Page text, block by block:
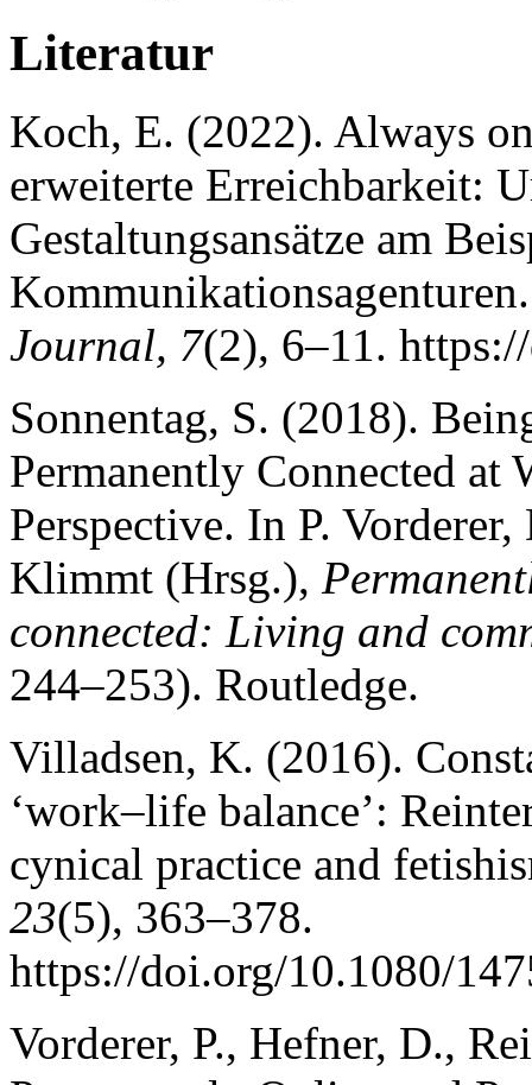
Literatur
Koch, E. (2022). Always
erweiterte Erreichbarkeit:
Gestaltungsansätze am
Journal, 7(2), 6–11.
Sonnentag, S. (2018).
Permanently Connected at
Perspective. In P.
Klimmt (Hrsg.),
connected: Living and
244–253). Routledge.
Villadsen, K. (2016).
‘work–life balance’:
cynical practice and
23(5), 363–378.
https://doi.org/10.1080/
Vorderer, P., Hefner, D.,